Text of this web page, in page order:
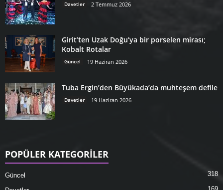
Davetler 2 Temmuz 2026
Girit’ten Uzak Doğu’ya bir porselen mirası;
Kobalt Rotalar
Güncel 19 Haziran 2026
Tuba Ergin’den Büyükada’da muhteşem defile
Davetler 19 Haziran 2026
POPÜLER KATEGORİLER
Güncel 318